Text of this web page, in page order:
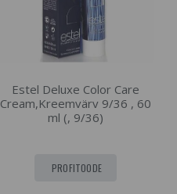
Estel Deluxe Color Care
Cream,Kreemvärv 9/36 , 60
ml (, 9/36)
PROFITOODE